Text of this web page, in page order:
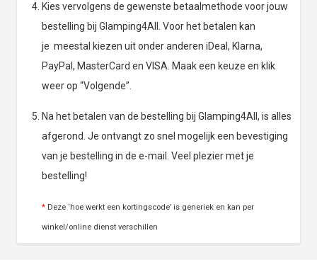
Kies vervolgens de gewenste betaalmethode voor jouw
bestelling bij Glamping4All. Voor het betalen kan
je meestal kiezen uit onder anderen iDeal, Klarna,
PayPal, MasterCard en VISA. Maak een keuze en klik
weer op “Volgende”.
Na het betalen van de bestelling bij Glamping4All, is alles
afgerond. Je ontvangt zo snel mogelijk een bevestiging
van je bestelling in de e-mail. Veel plezier met je
bestelling!
* Deze ‘hoe werkt een kortingscode’ is generiek en kan per
winkel/online dienst verschillen